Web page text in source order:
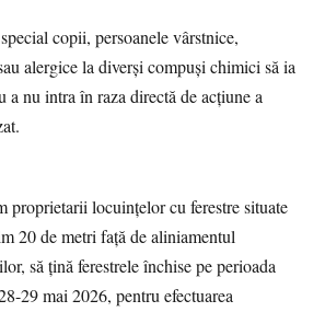
copii, persoanele vârstnice,
alergice la diverși compuși chimici să ia
a nu intra în raza directă de acțiune a
proprietarii locuințelor cu ferestre situate
20 de metri față de aliniamentul
să țină ferestrele închise pe perioada
29 mai 2026, pentru efectuarea